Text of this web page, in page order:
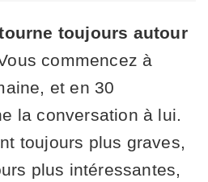
toujours autour
commencez à
et en 30
la conversation à lui.
toujours plus graves,
plus intéressantes,